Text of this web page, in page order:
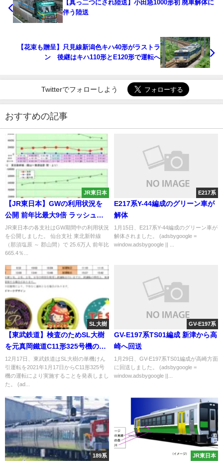
【真っ二つにされ陸送】小田急1000形初 廃車解体に
伴う陸送
【花束も贈呈】只見線新潟色キハ40形がラストラ
ン 後継はキハ110形とE120形で運転へ
Twitterでフォローしよう
おすすめの記事
JR東日本
【JR東日本】GWの利用状況を
公開 前年比最大9倍 ラッシュは
見られず
JR東日本の各支社はGW期間中の利用状況
を公開しました。 仙台支社 東北新幹線
（那須塩原 ～ 郡山間）で 25.6万人 前年比
665.4％...
E217系
E217系Y-44編成のグリーン車が
解体
1月15日、E217系Y-44編成のグリーン車が
解体されました。 (adsbygoogle =
window.adsbygoogle || ...
SL大樹
【東武鉄道】検査のためSL大樹
を元真岡鐵道C11形325号機の単
機けん引で運転 公開試運転では
記念ヘッドマークも
12月17日、東武鉄道はSL大樹の単機けん
引運転を2021年1月17日からC11形325号
機の運転により実施することを発表しまし
た。 (ad...
GV-E197系
GV-E197系TS01編成 新津から高
崎へ回送
1月29日、GV-E197系TS01編成が高崎方面
に回送しました。 (adsbygoogle =
window.adsbygoogle ||...
189系 JR東日本